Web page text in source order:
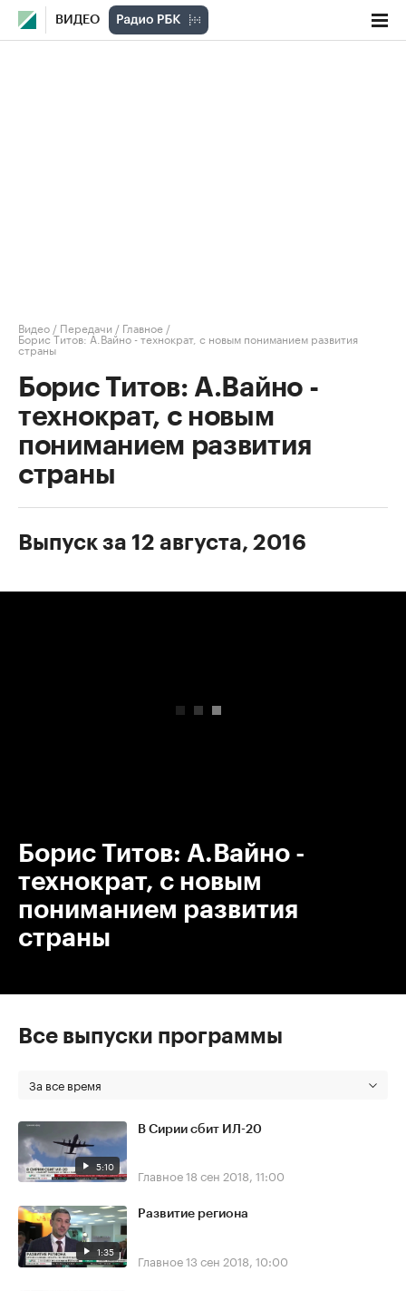
ВИДЕО
Видео / Передачи / Главное /
Борис Титов: А.Вайно - технократ, с новым пониманием развития
страны
Борис Титов: А.Вайно -
технократ, с новым
пониманием развития
страны
Выпуск за 12 августа, 2016
Борис Титов: А.Вайно -
технократ, с новым
пониманием развития
страны
Все выпуски программы
За все время
5:10
В Сирии сбит ИЛ-20
Главное18 сен 2018, 11:00
1:35
Развитие региона
Главное13 сен 2018, 10:00